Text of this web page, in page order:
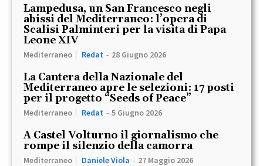
Lampedusa, un San Francesco negli
abissi del Mediterraneo: l’opera di
Scalisi Palminteri per la visita di Papa
Leone XIV
Mediterraneo Redat - 28 Giugno 2026
La Cantera della Nazionale del
Mediterraneo apre le selezioni: 17 posti
per il progetto “Seeds of Peace”
Mediterraneo Redat - 5 Giugno 2026
A Castel Volturno il giornalismo che
rompe il silenzio della camorra
Mediterraneo Daniele Viola - 27 Maggio 2026